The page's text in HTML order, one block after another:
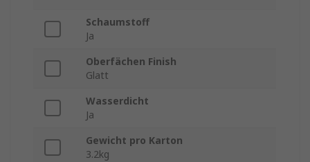
Schaumstoff
Ja
Oberfächen Finish
Glatt
Wasserdicht
Ja
Gewicht pro Karton
3.2kg